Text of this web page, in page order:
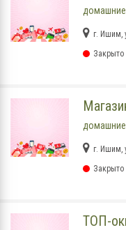
г. Ишим,
Закрыто
г. Ишим,
Закрыто
ТОП-